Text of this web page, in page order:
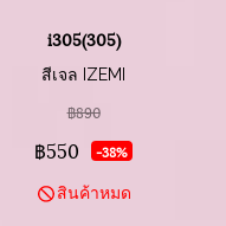
i305(305)
สีเจล IZEMI
฿890
฿550 -38%
สินค้าหมด